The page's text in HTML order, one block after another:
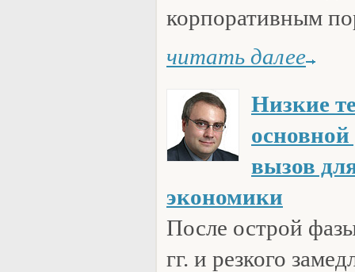
корпоративным
читать далее
Низкие
вызов
экономики
После острой
гг. и резкого